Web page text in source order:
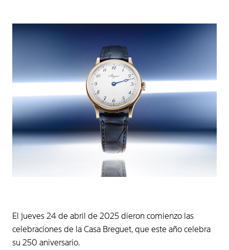
El jueves 24 de abril de 2025 dieron comienzo las
celebraciones de la Casa Breguet, que este año celebra
su 250 aniversario.